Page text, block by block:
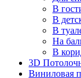
В
В
В
На
В
3D
Виниловая